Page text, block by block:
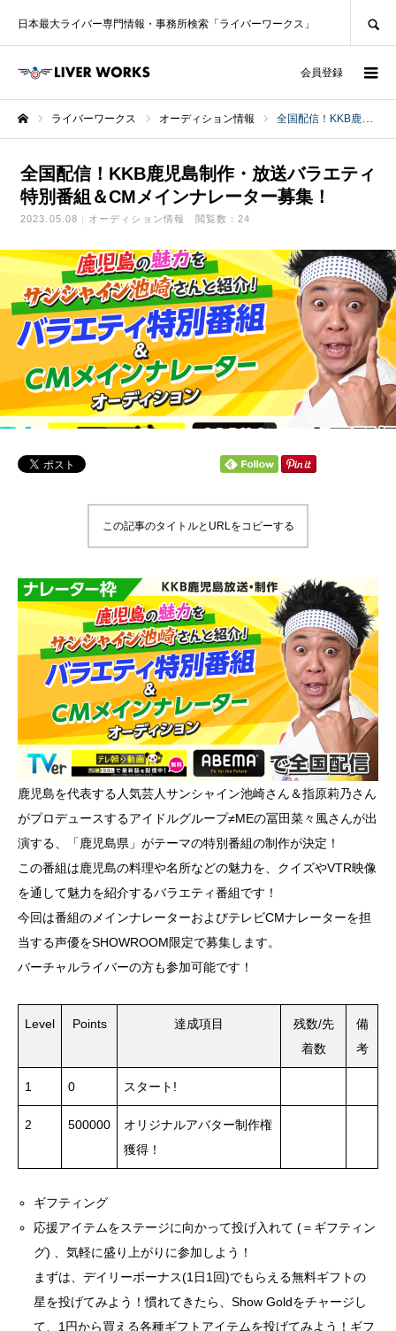
日本最大ライバー専門情報・事務所検索「ライバーワークス」
会員登録
ライバーワークス オーディション情報 全国配信！KKB鹿児島制作・放送バラエティ特別番組＆CMメインナレーター募集！
全国配信！KKB鹿児島制作・放送バラエティ
特別番組＆CMメインナレーター募集！
2023.05.08 オーディション情報 閲覧数：24
この記事のタイトルとURLをコピーする
鹿児島を代表する人気芸人サンシャイン池崎さん＆指原莉乃さん
がプロデュースするアイドルグループ≠MEの冨田菜々風さんが出
演する、「鹿児島県」がテーマの特別番組の制作が決定！
この番組は鹿児島の料理や名所などの魅力を、クイズやVTR映像
を通して魅力を紹介するバラエティ番組です！
今回は番組のメインナレーターおよびテレビCMナレーターを担
当する声優をSHOWROOM限定で募集します。
バーチャルライバーの方も参加可能です！
Level Points 達成項目
残数/先
着数
備
考
1 0 スタート!
2 500000
オリジナルアバター制作権
獲得！
ギフティング
応援アイテムをステージに向かって投げ入れて (＝ギフティン
グ) 、気軽に盛り上がりに参加しよう！
まずは、デイリーボーナス(1日1回)でもらえる無料ギフトの
星を投げてみよう！慣れてきたら、Show Goldをチャージし
て、1円から買える各種ギフトアイテムを投げてみよう！ギフ